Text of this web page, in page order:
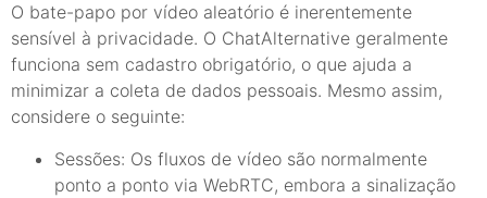
O bate-papo por vídeo aleatório é inerentemente
sensível à privacidade. O ChatAlternative geralmente
funciona sem cadastro obrigatório, o que ajuda a
minimizar a coleta de dados pessoais. Mesmo assim,
considere o seguinte:
Sessões: Os fluxos de vídeo são normalmente
ponto a ponto via WebRTC, embora a sinalização